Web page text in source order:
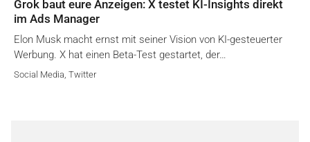
Grok baut eure Anzeigen: X testet KI-Insights direkt
im Ads Manager
Elon Musk macht ernst mit seiner Vision von KI-gesteuerter
Werbung. X hat einen Beta-Test gestartet, der…
Social Media Twitter